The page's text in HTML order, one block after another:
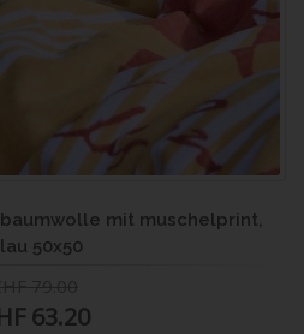
mit muschelprint,
50x50
63.20